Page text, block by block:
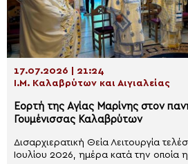
17.07.2026 | 21:24
Ι.Μ. Καλαβρύτων και Αιγιαλείας
Εορτή της Αγίας Μαρίνης στον
Γουμένισσας Καλαβρύτων
Δισαρχιερατική Θεία Λειτουργία
Ιουλίου 2026, ημέρα κατά την οποία